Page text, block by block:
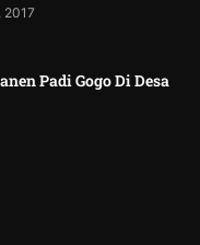
2017
Padi Gogo Di Desa